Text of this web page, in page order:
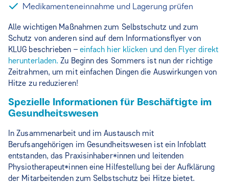
Medikamenteneinnahme und Lagerung prüfen
Alle wichtigen Maßnahmen zum Selbstschutz und zum
Schutz von anderen sind auf dem Informationsflyer von
KLUG beschrieben – einfach hier klicken und den Flyer direkt
herunterladen.Zu Beginn des Sommers ist nun der richtige
Zeitrahmen, um mit einfachen Dingen die Auswirkungen von
Hitze zu reduzieren!
Spezielle Informationen für Beschäftigte im
Gesundheitswesen
In Zusammenarbeit und im Austausch mit
Berufsangehörigen im Gesundheitswesen ist ein Infoblatt
entstanden, das Praxisinhaber*innen und leitenden
Physiotherapeut*innen eine Hilfestellung bei der Aufklärung
der Mitarbeitenden zum Selbstschutz bei Hitze bietet.